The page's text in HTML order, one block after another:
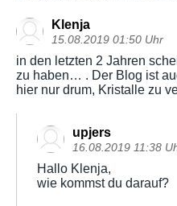
Klenja
15.08.2019 01:50 Uhr
in den letzten 2 Jahren
zu haben… . Der Blog ist
hier nur drum, Kristalle zu
upjers
16.08.2019 11:38
Hallo Klenja,
wie kommst du darauf?